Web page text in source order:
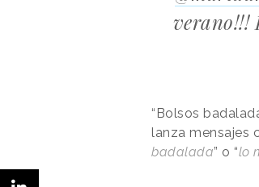
verano!!!
“Bolsos
lanza mensajes
badalada” o “lo